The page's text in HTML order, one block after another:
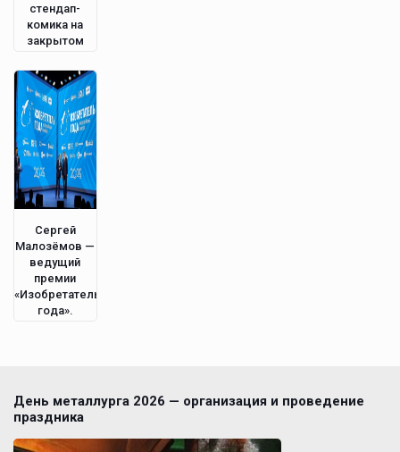
стендап-
комика на
закрытом
в Питере.
Сергей
Малозёмов —
ведущий
премии
«Изобретатель
года».
День металлурга 2026 — организация и проведение
праздника